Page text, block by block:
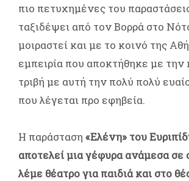
πιο πετυχημένες του
ταξιδέψει από τον Βορρά στο
μοιραστεί και με το κοινό της
εμπειρία που αποκτήθηκε με την
τριβή με αυτή την πολύ πολύ
που λέγεται προ εφηβεία.
Η παράσταση «Ελένη» του
αποτελεί μια γέφυρα ανάμεσα σε
λέμε θέατρο για παιδιά και στο